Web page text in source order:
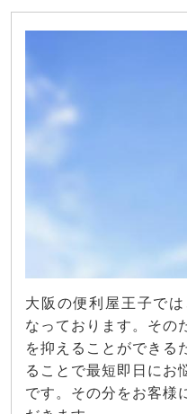
大阪の便利屋王子で
なっております。その
を抑えることができる
ることで最短即日にお
です。その分をお客様